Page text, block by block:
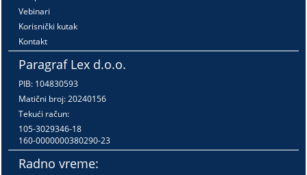
Vebinari
Korisnički kutak
Kontakt
Paragraf Lex d.o.o.
PIB: 104830593
Matični broj: 20240156
Tekući račun:
105-3029346-18
160-0000000380290-23
Radno vreme: